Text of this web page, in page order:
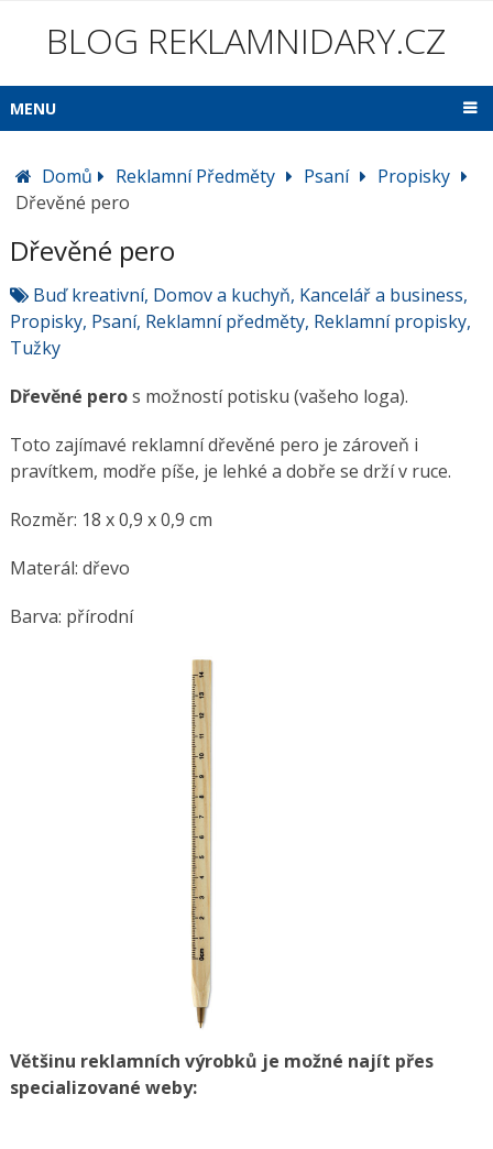
BLOG REKLAMNIDARY.CZ
MENU
Domů Reklamní Předměty Psaní
Propisky
Dřevěné pero
Dřevěné pero
Buď kreativní, Domov a kuchyň, Kancelář a business,
Propisky, Psaní, Reklamní předměty, Reklamní propisky,
Tužky
Dřevěné peros možností potisku (vašeho loga).
Toto zajímavé reklamní dřevěné pero je zároveň i
pravítkem, modře píše, je lehké a dobře se drží v ruce.
Rozměr: 18 x 0,9 x 0,9 cm
Materál: dřevo
Barva: přírodní
Většinu reklamních výrobků je možné najít přes
specializované weby: